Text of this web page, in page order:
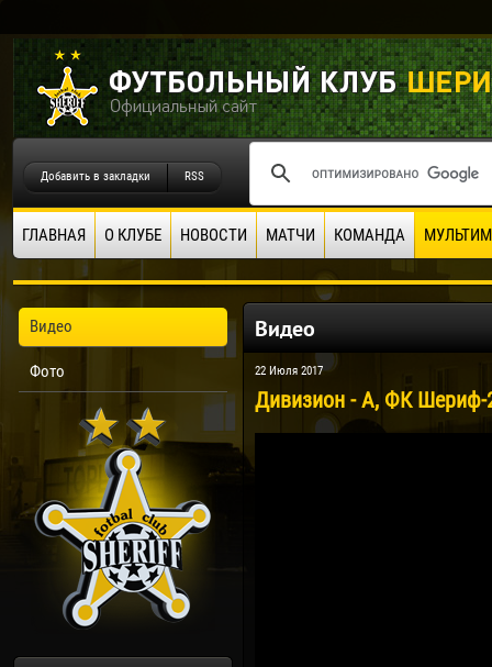
Добавить в закладки RSS
ГЛАВНАЯ О КЛУБЕ НОВОСТИ МАТЧИ КОМАНДА
Видео
Фото
Видео
22 Июля 2017
Дивизион - А, ФК Шериф-